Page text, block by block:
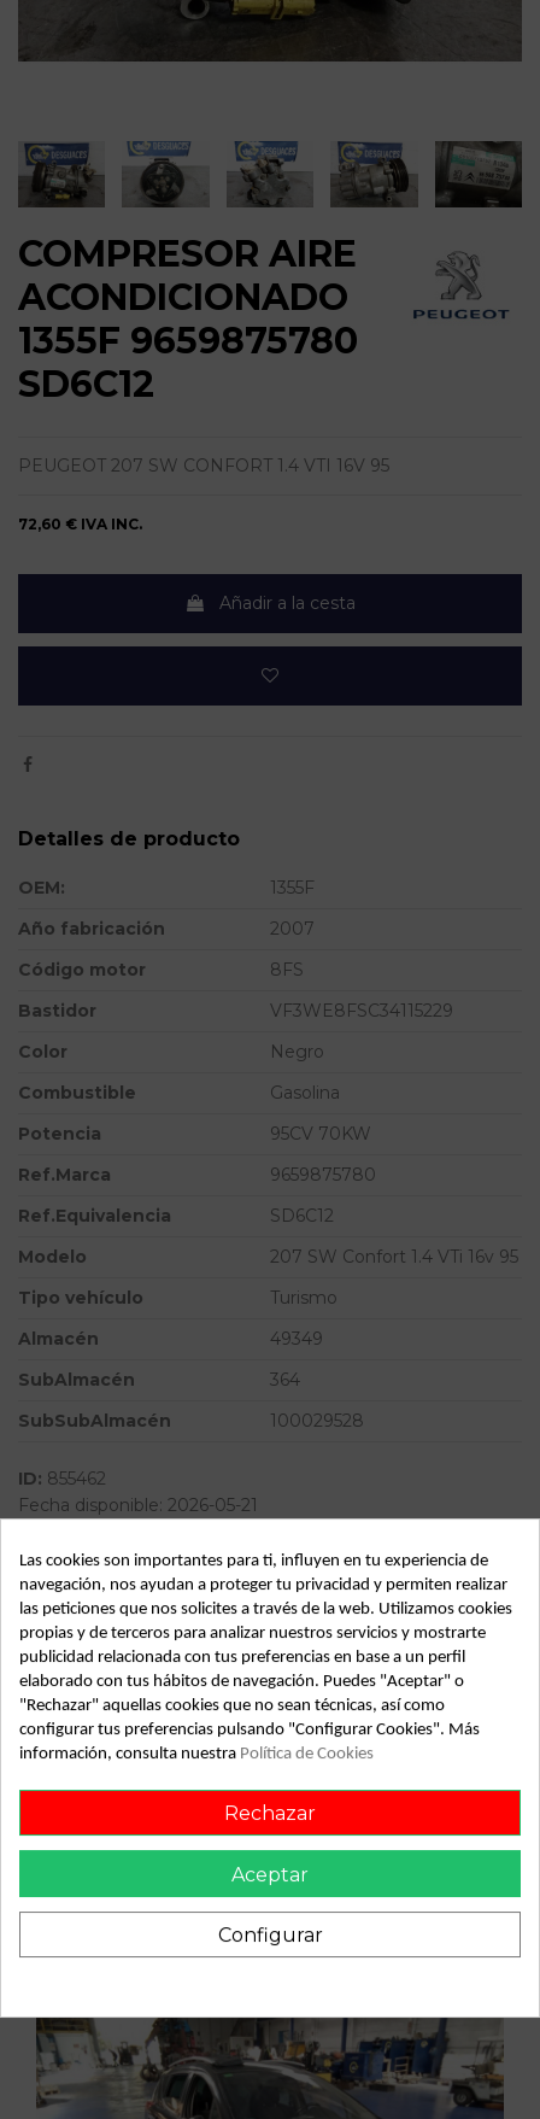
COMPRESOR AIRE
ACONDICIONADO
1355F 9659875780
SD6C12
PEUGEOT 207 SW CONFORT 1.4 VTI 16V 95
72,60 € IVA INC.
Añadir a la cesta
Detalles de producto
OEM:
1355F
Año fabricación
2007
Código motor
8FS
Bastidor
VF3WE8FSC34115229
Color
Negro
Combustible
Gasolina
Potencia
95CV 70KW
Ref.Marca
9659875780
Ref.Equivalencia
SD6C12
Modelo
207 SW Confort 1.4 VTi 16v 95
Tipo vehículo
Turismo
Almacén
49349
SubAlmacén
364
SubSubAlmacén
100029528
ID: 855462
Fecha disponible: 2026-05-21
Descripción
Recambio de compresor aire acondicionado para peugeot
207 sw confort 1.4 vti 16v 95 referencia OEM IAM 1355F
9659875780 SD6C12
Vehículo de origen
Las cookies son importantes para ti, influyen en tu experiencia de
navegación, nos ayudan a proteger tu privacidad y permiten realizar
las peticiones que nos solicites a través de la web. Utilizamos cookies
propias y de terceros para analizar nuestros servicios y mostrarte
publicidad relacionada con tus preferencias en base a un perfil
elaborado con tus hábitos de navegación. Puedes "Aceptar" o
"Rechazar" aquellas cookies que no sean técnicas, así como
configurar tus preferencias pulsando "Configurar Cookies". Más
información, consulta nuestra Política de Cookies
Rechazar
Aceptar
Configurar